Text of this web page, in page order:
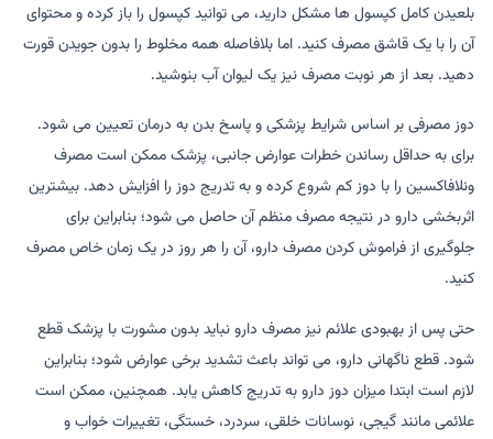
بلعیدن کامل کپسول ها مشکل دارید، می توانید کپسول را باز کرده و محتوای
آن را با یک قاشق مصرف کنید. اما بلافاصله همه مخلوط را بدون جویدن قورت
دهید. بعد از هر نوبت مصرف نیز یک لیوان آب بنوشید.
دوز مصرفی بر اساس شرایط پزشکی و پاسخ بدن به درمان تعیین می شود.
برای به حداقل رساندن خطرات عوارض جانبی، پزشک ممکن است مصرف
ونلافاکسین را با دوز کم شروع کرده و به تدریج دوز را افزایش دهد. بیشترین
اثربخشی دارو در نتیجه مصرف منظم آن حاصل می شود؛ بنابراین برای
جلوگیری از فراموش کردن مصرف دارو، آن را هر روز در یک زمان خاص مصرف
کنید.
حتی پس از بهبودی علائم نیز مصرف دارو نباید بدون مشورت با پزشک قطع
شود. قطع ناگهانی دارو، می تواند باعث تشدید برخی عوارض شود؛ بنابراین
لازم است ابتدا میزان دوز دارو به تدریج کاهش یابد. همچنین، ممکن است
علائمی مانند گیجی، نوسانات خلقی، سردرد، خستگی، تغییرات خواب و